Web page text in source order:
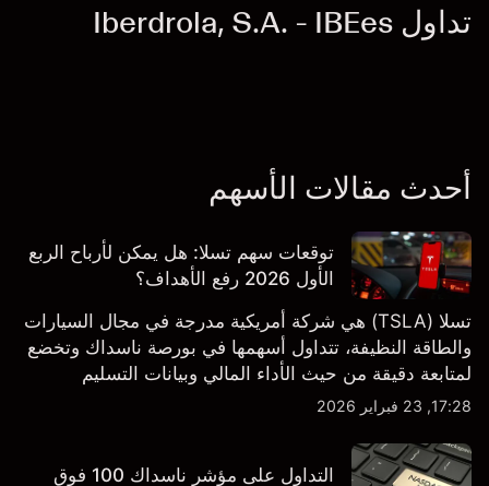
تداول Iberdrola, S.A. - IBEes
أحدث مقالات الأسهم
توقعات سهم تسلا: هل يمكن لأرباح الربع
الأول 2026 رفع الأهداف؟
تسلا (TSLA) هي شركة أمريكية مدرجة في مجال السيارات
والطاقة النظيفة، تتداول أسهمها في بورصة ناسداك وتخضع
لمتابعة دقيقة من حيث الأداء المالي وبيانات التسليم
والتطورات في التكنولوجيا والتصنيع. استكشف أهداف أسعار
17:28, 23 فبراير 2026
التداول على مؤشر ناسداك 100 فوق